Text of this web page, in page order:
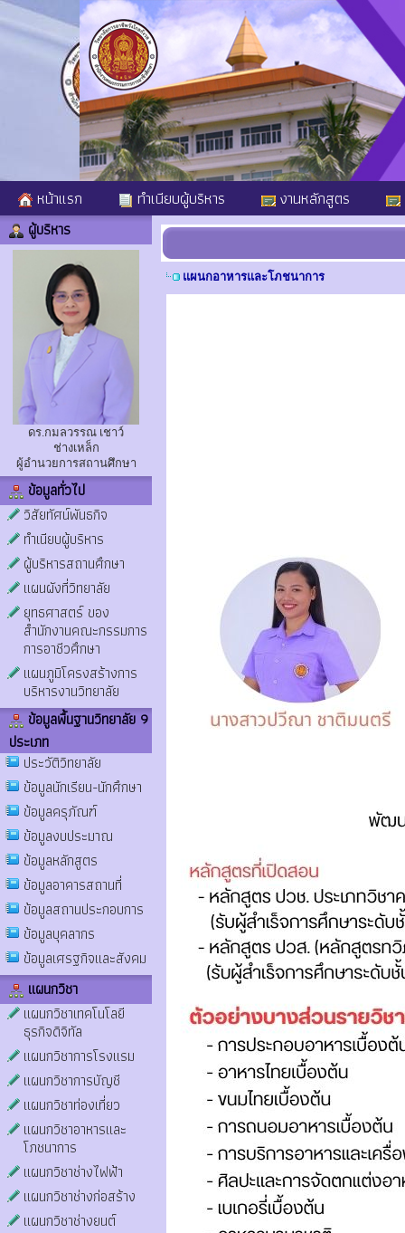
หน้าแรก ทำเนียบผู้บริหาร งานหลักสูตร
ผู้บริหาร
ดร.กมลวรรณ เชาว์
ช่างเหล็ก
ผู้อำนวยการสถานศึกษา
ข้อมูลทั่วไป
วิสัยทัศน์พันธกิจ
ทำเนียบผู้บริหาร
ผู้บริหารสถานศึกษา
แผนผังที่วิทยาลัย
ยุทธศาสตร์ ของ
สำนักงานคณะกรรมการ
การอาชีวศึกษา
แผนภูมิโครงสร้างการ
บริหารงานวิทยาลัย
ข้อมูลพื้นฐานวิทยาลัย 9
ประเภท
ประวัติวิทยาลัย
ข้อมูลนักเรียน-นักศึกษา
ข้อมูลครุภัณฑ์
ข้อมูลงบประมาณ
ข้อมูลหลักสูตร
ข้อมูลอาคารสถานที่
ข้อมูลสถานประกอบการ
ข้อมูลบุคลากร
ข้อมูลเศรฐกิจและสังคม
แผนกวิชา
แผนกวิชาเทคโนโลยี
ธุรกิจดิจิทัล
แผนกวิชาการโรงแรม
แผนกวิชาการบัญชี
แผนกวิชาท่องเที่ยว
แผนกวิชาอาหารและ
โภชนาการ
แผนกวิชาช่างไฟฟ้า
แผนกวิชาช่างก่อสร้าง
แผนกวิชาช่างยนต์
แผนกอาหารและโภชนาการ